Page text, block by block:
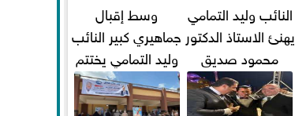
النائب وليد التمامي
يهنئ الاستاذ الدكتور
محمود صديق
تكليفة قائم باعمال
...
وسط إقبال
جماهيري كبير النائب
وليد التمامي يختتم
أضخم قافلة طبية
مجانية...